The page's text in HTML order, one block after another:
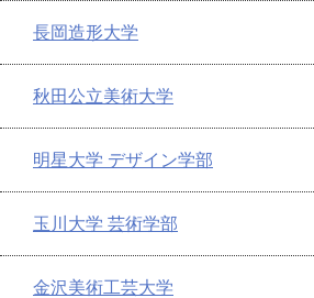
長岡造形大学
秋田公立美術大学
明星大学 デザイン学部
玉川大学 芸術学部
金沢美術工芸大学